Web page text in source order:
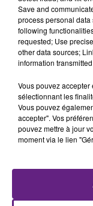
Save and
process personal
following
requested; Use
other data sources;
information
Vous pouvez accepter
sélectionnant les
Vous pouvez
accepter". Vos
pouvez mettre à jour
moment via le lien